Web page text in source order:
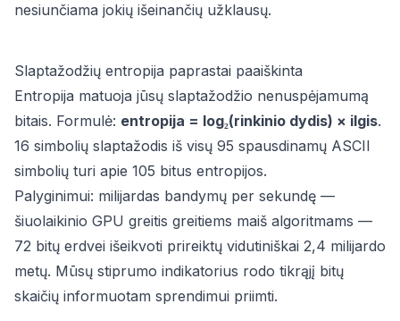
nesiunčiama jokių išeinančių užklausų.
Slaptažodžių entropija paprastai paaiškinta
Entropija matuoja jūsų slaptažodžio nenuspėjamumą
bitais. Formulė: entropija = log₂(rinkinio dydis) × ilgis.
16 simbolių slaptažodis iš visų 95 spausdinamų ASCII
simbolių turi apie 105 bitus entropijos.
Palyginimui: milijardas bandymų per sekundę —
šiuolaikinio GPU greitis greitiems maiš algoritmams —
72 bitų erdvei išeikvoti prireiktų vidutiniškai 2,4 milijardo
metų. Mūsų stiprumo indikatorius rodo tikrąjį bitų
skaičių informuotam sprendimui priimti.